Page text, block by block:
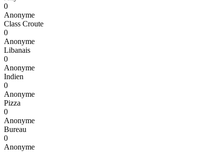
0
Anonyme
Class Croute
0
Anonyme
Libanais
0
Anonyme
Indien
0
Anonyme
Pizza
0
Anonyme
Bureau
0
Anonyme